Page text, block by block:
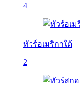
4
ทัวร์อเมริกาใต้
2